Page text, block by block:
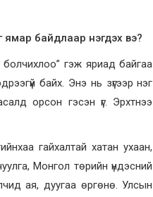
ямар байдлаар нэгдэх вэ?
гэж яриад байгаа
байх. Энэ нь зүгээр нэг
орсон гэсэн үг. Эрхтнээ
гайхалтай хатан ухаан,
Монгол төрийн үндэсний
ая, дуугаа өргөнө. Улсын